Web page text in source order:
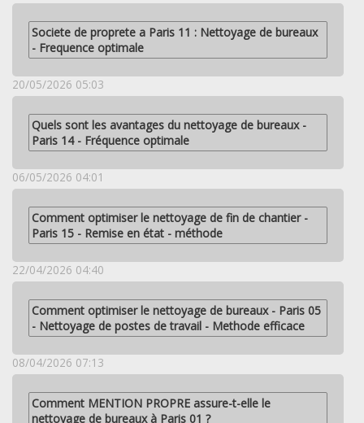
Societe de proprete a Paris 11 : Nettoyage de bureaux
- Frequence optimale
20/05/2026 05:03
Quels sont les avantages du nettoyage de bureaux -
Paris 14 - Fréquence optimale
06/05/2026 04:01
Comment optimiser le nettoyage de fin de chantier -
Paris 15 - Remise en état - méthode
22/04/2026 04:40
Comment optimiser le nettoyage de bureaux - Paris 05
- Nettoyage de postes de travail - Methode efficace
08/04/2026 07:13
Comment MENTION PROPRE assure-t-elle le
nettoyage de bureaux à Paris 01 ?